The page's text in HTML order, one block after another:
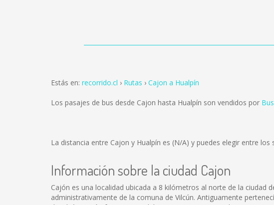
Estás en: recorrido.cl Rutas Cajon a Hualpín
Los pasajes de bus desde Cajon hasta Hualpín son vendidos por
La distancia entre Cajon y Hualpín es (N/A) y puedes elegir entre los
Información sobre la ciudad Cajon
Cajón es una localidad ubicada a 8 kilómetros al norte de la ciudad
administrativamente de la comuna de Vilcún. Antiguamente